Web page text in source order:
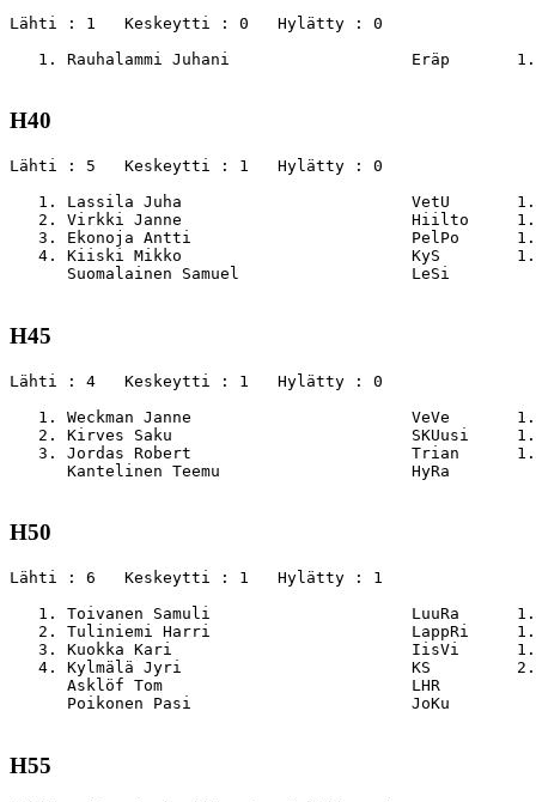
Lähti : 1   Keskeytti : 0   Hylätty : 0
1. Rauhalammi Juhani
H40
Lähti : 5   Keskeytti : 1   Hylätty : 0
1. Lassila Juha
2. Virkki Janne                        Hiilto
3. Ekonoja Antti                       PelPo
4. Kiiski Mikko                        KyS
Suomalainen Samuel                  LeSi
H45
Lähti : 4   Keskeytti : 1   Hylätty : 0
1. Weckman Janne
2. Kirves Saku                         SKUusi
3. Jordas Robert                       Trian
Kantelinen Teemu                    HyRa
H50
Lähti : 6   Keskeytti : 1   Hylätty : 1
1. Toivanen Samuli
2. Tuliniemi Harri                     LappRi
3. Kuokka Kari                         IisVi
4. Kylmälä Jyri                        KS
Asklöf Tom                          LHR
Poikonen Pasi                       JoKu
H55